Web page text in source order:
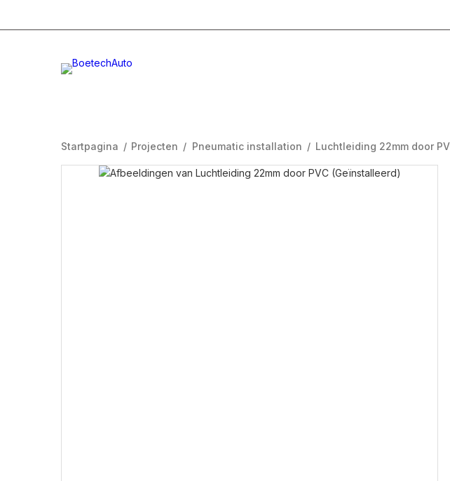
Startpagina / Projecten / Pneumatic installation / Luchtleiding 22mm door